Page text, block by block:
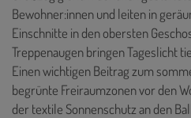
Bewohner:innen und leiten in
Einschnitte in den obersten
Treppenaugen bringen Tageslicht
Einen wichtigen Beitrag zum
begrünte Freiraumzonen vor den
der textile Sonnenschutz an den